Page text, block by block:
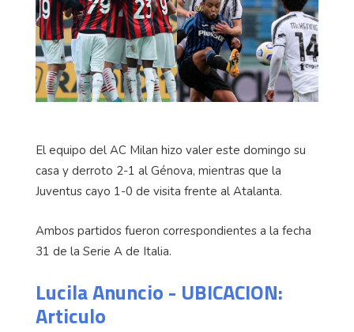
El equipo del AC Milan hizo valer este domingo su
casa y derroto 2-1 al Génova, mientras que la
Juventus cayo 1-0 de visita frente al Atalanta.
Ambos partidos fueron correspondientes a la fecha
31 de la Serie A de Italia.
Lucila Anuncio - UBICACION:
Articulo